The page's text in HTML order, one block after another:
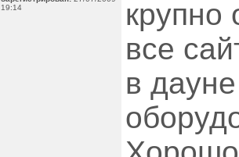
19:14
крупно
все
в